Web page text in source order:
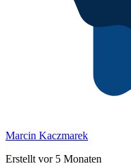
Marcin Kaczmarek
Erstellt vor 5 Monaten